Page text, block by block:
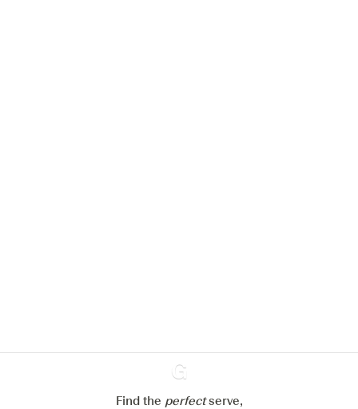
Ginventory
Find the perfectserve,
Refuser tout